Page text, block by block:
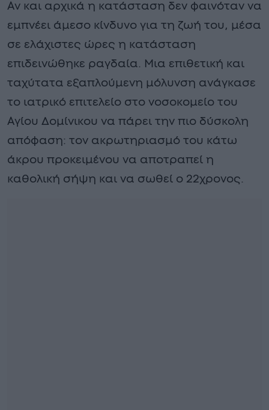
Αν και αρχικά η κατάσταση δεν φαινόταν να
εμπνέει άμεσο κίνδυνο για τη ζωή του, μέσα
σε ελάχιστες ώρες η κατάσταση
επιδεινώθηκε ραγδαία. Μια επιθετική και
ταχύτατα εξαπλούμενη μόλυνση ανάγκασε
το ιατρικό επιτελείο στο νοσοκομείο του
Αγίου Δομίνικου να πάρει την πιο δύσκολη
απόφαση: τον ακρωτηριασμό του κάτω
άκρου προκειμένου να αποτραπεί η
καθολική σήψη και να σωθεί ο 22χρονος.